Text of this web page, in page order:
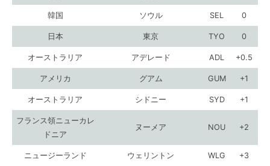
韓国 ソウル SEL 0
日本 東京 TYO 0
オーストラリア アデレード ADL +0.5
アメリカ グアム GUM +1
オーストラリア シドニー SYD +1
フランス領ニューカレ
ドニア
ヌーメア NOU +2
ニュージーランド ウェリントン WLG +3